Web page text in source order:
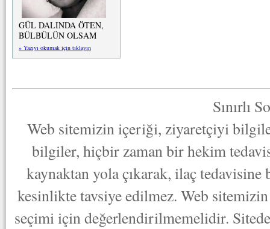
GÜL DALINDA ÖTEN,
BÜLBÜLÜN OLSAM
» Yazıyı okumak için tıklayın
Sınırlı
Web sitemizin içeriği, ziyaretçiyi
bilgiler, hiçbir zaman bir hekim
kaynaktan yola çıkarak, ilaç
kesinlikte tavsiye edilmez. Web
seçimi için değerlendirilmemelidir.